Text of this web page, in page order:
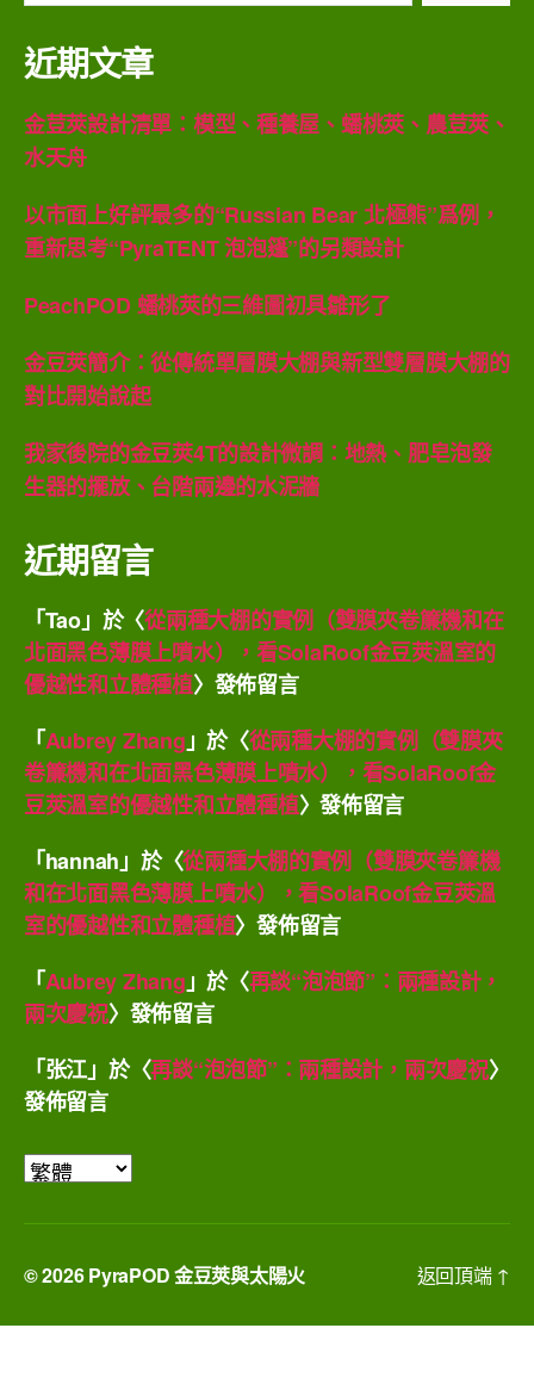
關
鍵
字:
近期文章
金荳莢設計清單：模型、種養屋、蟠桃莢、農荳莢、
水天舟
以市面上好評最多的“Russian Bear 北極熊”爲例，
重新思考“PyraTENT 泡泡篷”的另類設計
PeachPOD 蟠桃莢的三維圖初具雛形了
金豆莢簡介：從傳統單層膜大棚與新型雙層膜大棚的
對比開始說起
我家後院的金豆莢4T的設計微調：地熱、肥皂泡發
生器的擺放、台階兩邊的水泥牆
近期留言
「Tao」於〈從兩種大棚的實例（雙膜夾卷簾機和在
北面黑色薄膜上噴水），看SolaRoof金豆莢溫室的
優越性和立體種植〉發佈留言
「Aubrey Zhang 」於〈從兩種大棚的實例（雙膜夾
卷簾機和在北面黑色薄膜上噴水），看SolaRoof金
豆莢溫室的優越性和立體種植〉發佈留言
「hannah 」於〈從兩種大棚的實例（雙膜夾卷簾機
和在北面黑色薄膜上噴水），看SolaRoof金豆莢溫
室的優越性和立體種植〉發佈留言
「Aubrey Zhang 」於〈再談“泡泡節”：兩種設計，
兩次慶祝〉發佈留言
「张江」於〈再談“泡泡節”：兩種設計，兩次慶祝〉
發佈留言
選
語
© 2026PyraPOD 金豆莢與太陽火 返回頂端 ↑